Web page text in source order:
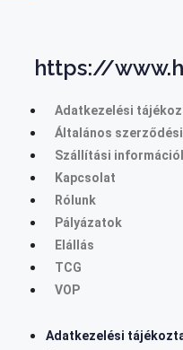
https://
Adatkezelési
Általános
Szállítási
Kapcsolat
Rólunk
Pályázatok
Elállás
TCG
VOP
Adatkezelési